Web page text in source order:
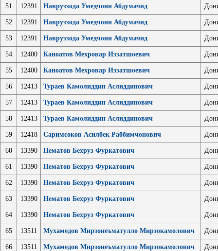
51 12391 Навруззода Умедчони Абдумачид
52 12391 Навруззода Умедчони Абдумачид
53 12391 Навруззода Умедчони Абдумачид
54 12400 Каноатов Мехровар Иззатшоевич
55 12400 Каноатов Мехровар Иззатшоевич
56 12413 Тураев Камолиддин Аслиддинович
57 12413 Тураев Камолиддин Аслиддинович
58 12413 Тураев Камолиддин Аслиддинович
59 12418 Саримсоков Асилбек Раббимчонович
60 13390 Нематов Бехруз Фуркатович
61 13390 Нематов Бехруз Фуркатович
62 13390 Нематов Бехруз Фуркатович
63 13390 Нематов Бехруз Фуркатович
64 13390 Нематов Бехруз Фуркатович
65 13511 Мухамедов Мирзонеъматулло Мирзокамолович
66 13511 Мухамедов Мирзонеъматулло Мирзокамолович